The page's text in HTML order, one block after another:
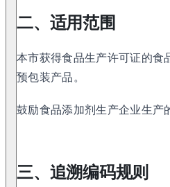
二、适用范围
本市获得食品生产许可证的食
预包装产品。
鼓励食品添加剂生产企业生产
三、追溯编码规则